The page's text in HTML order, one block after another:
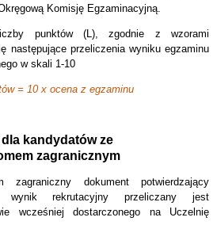
Komisję Egzaminacyjną.
punktów (L), zgodnie z wzorami
następujące przeliczenia wyniku egzaminu
w skali 1-10
= 10 x ocena z egzaminu
kandydatów ze
zagranicznym
zagraniczny dokument potwierdzający
wynik rekrutacyjny przeliczany jest
wcześniej dostarczonego na Uczelnię